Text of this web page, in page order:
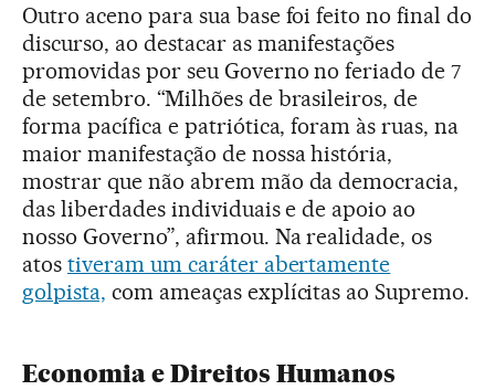
Outro aceno para sua base foi feito no final do
discurso, ao destacar as manifestações
promovidas por seu Governo no feriado de 7
de setembro. “Milhões de brasileiros, de
forma pacífica e patriótica, foram às ruas, na
maior manifestação de nossa história,
mostrar que não abrem mão da democracia,
das liberdades individuais e de apoio ao
nosso Governo”, afirmou. Na realidade, os
atos tiveram um caráter abertamente
golpista, com ameaças explícitas ao Supremo.
Economia e Direitos Humanos